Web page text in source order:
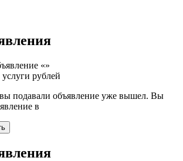
«»
рублей
подавали объявление уже вышел. Вы
в